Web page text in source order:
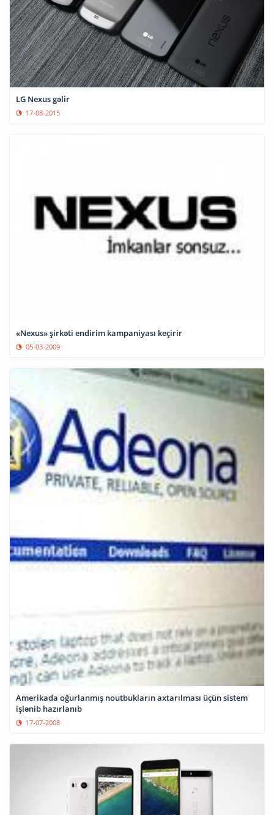
LG Nexus gəlir
17-08-2015
«Nexus» şirkəti endirim kampaniyası keçirir
05-03-2009
Amerikada oğurlanmış noutbukların axtarılması üçün sistem
işlənib hazırlanıb
17-07-2008